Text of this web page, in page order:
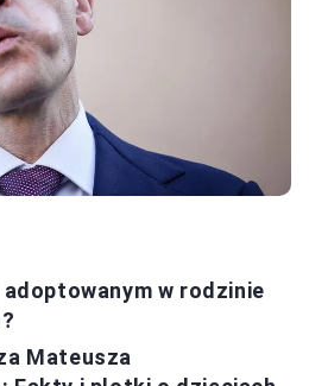
w rodzinie
Mateusza